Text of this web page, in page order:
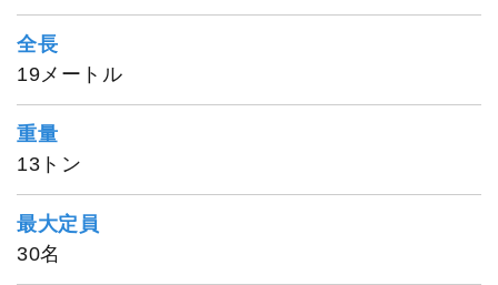
全長
19メートル
重量
13トン
最大定員
30名